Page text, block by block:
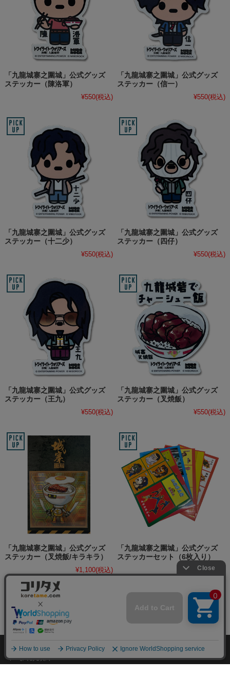
「九龍城寨之圍城」公式グッズ
ステッカー（陳洛軍）
¥550(税込)
「九龍城寨之圍城」公式グッズ
ステッカー（信一）
¥550(税込)
「九龍城寨之圍城」公式グッズ
ステッカー（十二少）
¥550(税込)
「九龍城寨之圍城」公式グッズ
ステッカー（四仔）
¥550(税込)
「九龍城寨之圍城」公式グッズ
ステッカー（王九）
¥550(税込)
「九龍城寨之圍城」公式グッズ
ステッカー（叉焼飯）
¥550(税込)
「九龍城寨之圍城」公式グッズ
ステッカー（叉焼飯/キラキラ）
¥1,100(税込)
「九龍城寨之圍城」公式グッズ
ステッカーセット（6枚入り）
¥2,750(税込)
個人情報の取り扱いについて 特定商取引法に関する表示
お客様の声
よくある質問